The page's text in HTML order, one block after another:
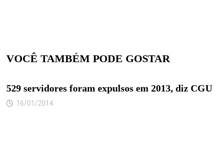
VOCÊ TAMBÉM PODE GOSTAR
529 servidores foram expulsos em 2013, diz CGU
16/01/2014